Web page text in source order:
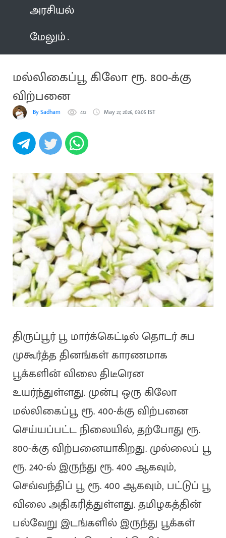
அரசியல்
மேலும்
மல்லிகைப்பூ கிலோ ரூ. 800-க்கு
விற்பனை
By Sadham 412 May 27, 2026, 03:05 IST
திருப்பூர் பூ மார்க்கெட்டில் தொடர் சுப
முகூர்த்த தினங்கள் காரணமாக
பூக்களின் விலை திடீரென
உயர்ந்துள்ளது. முன்பு ஒரு கிலோ
மல்லிகைப்பூ ரூ. 400-க்கு விற்பனை
செய்யப்பட்ட நிலையில், தற்போது ரூ.
800-க்கு விற்பனையாகிறது. முல்லைப் பூ
ரூ. 240-ல் இருந்து ரூ. 400 ஆகவும்,
செவ்வந்திப் பூ ரூ. 400 ஆகவும், பட்டுப் பூ
விலை அதிகரித்துள்ளது. தமிழகத்தின்
பல்வேறு இடங்களில் இருந்து பூக்கள்